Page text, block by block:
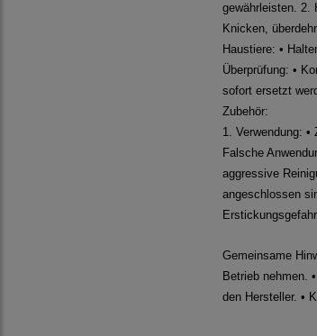
gewährleisten. 2.
Knicken,
Haustiere: •
Überprüfung: •
sofort ersetzt
Zubehör:
1. Verwendung:
Falsche
aggressive
angeschlossen
Gemeinsame
Betrieb nehmen.
den Hersteller. •